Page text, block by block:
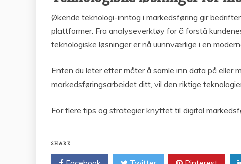
Økende teknologi-inntog i markedsføring gir
plattformer. Fra analyseverktøy for å forstå
teknologiske løsninger er nå uunnværlige i en
Enten du leter etter måter å samle inn data på eller
markedsføringsarbeidet ditt, vil den riktige
For flere tips og strategier knyttet til digital
SHARE